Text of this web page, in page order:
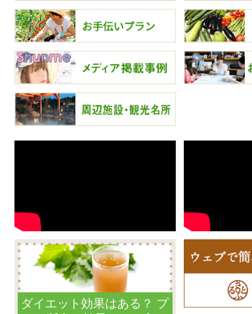
ダイエット効果はある？ プ